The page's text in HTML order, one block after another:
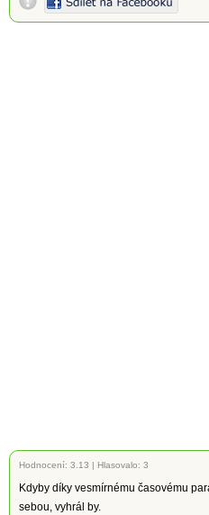
Hodnocení: 3.13 | Hlasovalo: 3
Kdyby díky vesmírnému časovému
sebou, vyhrál by.